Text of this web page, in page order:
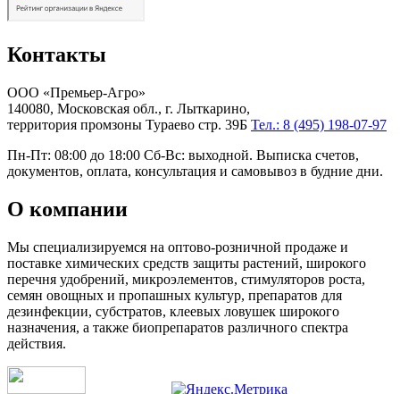
Контакты
ООО «Премьер-Агро»
140080, Московская обл., г. Лыткарино,
территория промзоны Тураево стр. 39Б Тел.: 8 (495) 198-07-97
Пн-Пт: 08:00 до 18:00 Сб-Вс: выходной. Выписка счетов,
документов, оплата, консультация и самовывоз в будние дни.
О компании
Мы специализируемся на оптово-розничной продаже и
поставке химических средств защиты растений, широкого
перечня удобрений, микроэлементов, стимуляторов роста,
семян овощных и пропашных культур, препаратов для
дезинфекции, субстратов, клеевых ловушек широкого
назначения, а также биопрепаратов различного спектра
действия.